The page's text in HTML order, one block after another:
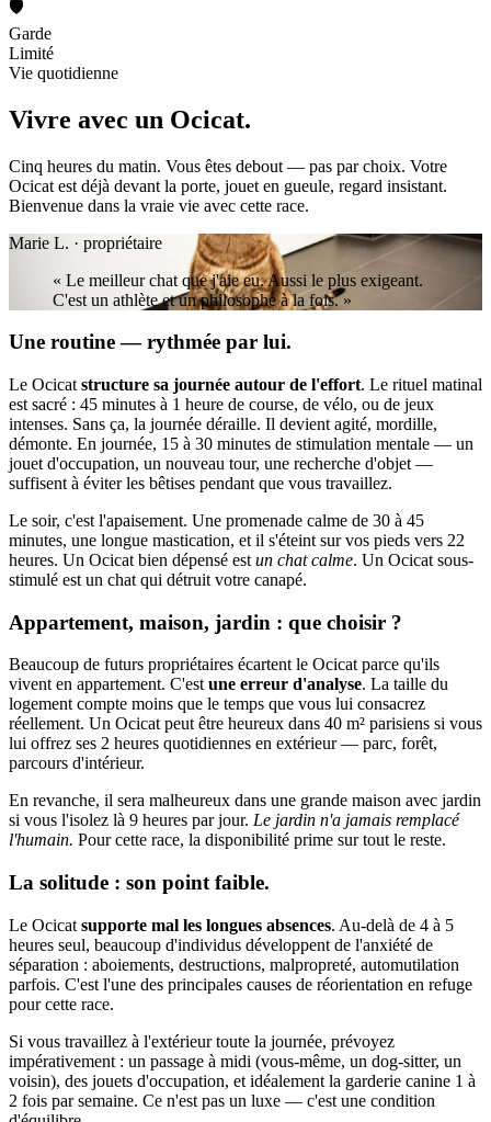
🛡️
Garde
Limité
Vie quotidienne
Vivre avec un Ocicat.
Cinq heures du matin. Vous êtes debout — pas par choix. Votre
Ocicat est déjà devant la porte, jouet en gueule, regard insistant.
Bienvenue dans la vraie vie avec cette race.
Marie L. · propriétaire
« Le meilleur chat que j'aie eu. Aussi le plus exigeant.
C'est un athlète et un philosophe à la fois. »
Une routine — rythmée par lui.
Le Ocicat structure sa journée autour de l'effort. Le rituel matinal
est sacré : 45 minutes à 1 heure de course, de vélo, ou de jeux
intenses. Sans ça, la journée déraille. Il devient agité, mordille,
démonte. En journée, 15 à 30 minutes de stimulation mentale — un
jouet d'occupation, un nouveau tour, une recherche d'objet —
suffisent à éviter les bêtises pendant que vous travaillez.
Le soir, c'est l'apaisement. Une promenade calme de 30 à 45
minutes, une longue mastication, et il s'éteint sur vos pieds vers 22
heures. Un Ocicat bien dépensé est un chat calme. Un Ocicat sous-
stimulé est un chat qui détruit votre canapé.
Appartement, maison, jardin : que choisir ?
Beaucoup de futurs propriétaires écartent le Ocicat parce qu'ils
vivent en appartement. C'estune erreur d'analyse. La taille du
logement compte moins que le temps que vous lui consacrez
réellement. Un Ocicat peut être heureux dans 40 m² parisiens si vous
lui offrez ses 2 heures quotidiennes en extérieur — parc, forêt,
parcours d'intérieur.
En revanche, il sera malheureux dans une grande maison avec jardin
si vous l'isolez là 9 heures par jour. Le jardin n'a jamais remplacé
l'humain. Pour cette race, la disponibilité prime sur tout le reste.
La solitude : son point faible.
Le Ocicat supporte mal les longues absences. Au-delà de 4 à 5
heures seul, beaucoup d'individus développent de l'anxiété de
séparation : aboiements, destructions, malpropreté, automutilation
parfois. C'est l'une des principales causes de réorientation en refuge
pour cette race.
Si vous travaillez à l'extérieur toute la journée, prévoyez
impérativement : un passage à midi (vous-même, un dog-sitter, un
voisin), des jouets d'occupation, et idéalement la garderie canine 1 à
2 fois par semaine. Ce n'est pas un luxe — c'est une condition